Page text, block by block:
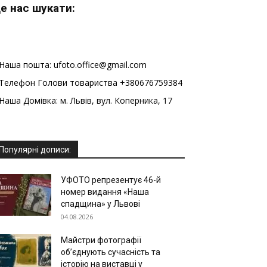
нас шукати:
пошта: ufoto.office@gmail.com
Голови товариства +380676759384
Домівка: м. Львів, вул. Коперника, 17
дописи:
УФОТО репрезентує 46-й
номер видання «Наша
спадщина» у Львові
04.08.2026
Майстри фотографії
об’єднують сучасність та
історію на виставці у